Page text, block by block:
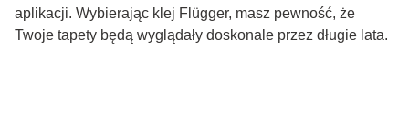
aplikacji. Wybierając klej Flügger, masz pewność, że
Twoje tapety będą wyglądały doskonale przez długie lata.